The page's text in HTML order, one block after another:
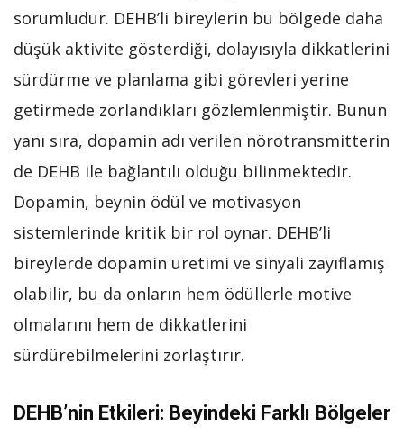
sorumludur. DEHB’li bireylerin bu bölgede daha
düşük aktivite gösterdiği, dolayısıyla dikkatlerini
sürdürme ve planlama gibi görevleri yerine
getirmede zorlandıkları gözlemlenmiştir. Bunun
yanı sıra, dopamin adı verilen nörotransmitterin
de DEHB ile bağlantılı olduğu bilinmektedir.
Dopamin, beynin ödül ve motivasyon
sistemlerinde kritik bir rol oynar. DEHB’li
bireylerde dopamin üretimi ve sinyali zayıflamış
olabilir, bu da onların hem ödüllerle motive
olmalarını hem de dikkatlerini
sürdürebilmelerini zorlaştırır.
DEHB’nin Etkileri: Beyindeki Farklı Bölgeler